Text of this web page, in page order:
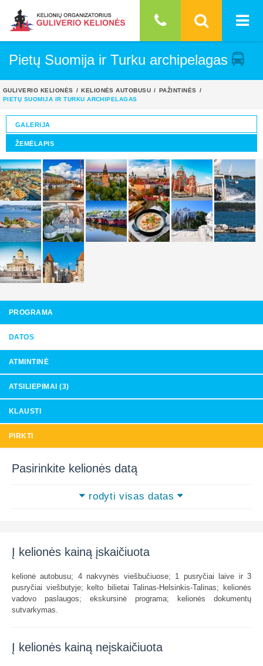
Pietų Suomija ir Turku archipelagas
GULIVERIO KELIONĖS KELIONĖS AUTOBUSU
PAŽINTINĖS
PIETŲ SUOMIJA IR TURKU ARCHIPELAGAS
GALERIJA
ŽEMĖLAPIS
PROGRAMA
DATOS
ATMINTINĖ
ATSILIEPIMAI (3)
KLAUSTI
PIRKTI
Pasirinkite kelionės datą
rodyti visas datas
Į kelionės kainą įskaičiuota
kelionė autobusu; 4 nakvynės viešbučiuose; 1 pusryčiai laive ir 3
pusryčiai viešbutyje; kelto bilietai Talinas-Helsinkis-Talinas; kelionės
vadovo paslaugos; ekskursinė programa; kelionės dokumentų
sutvarkymas.
Į kelionės kainą neįskaičiuota